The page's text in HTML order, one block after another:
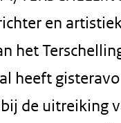
en artistiek
het
heeft
de uitreiking